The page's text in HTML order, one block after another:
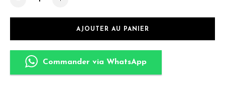
AJOUTER AU PANIER
Commander via WhatsApp